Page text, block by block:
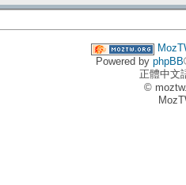
Powered by phpBB
正體中文
©